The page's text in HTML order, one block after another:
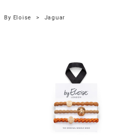
By Eloise Jaguar